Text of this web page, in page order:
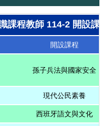
課程教師 114-2 開設課
開設課程
孫子兵法與國家安全
現代公民素養
西班牙語文與文化